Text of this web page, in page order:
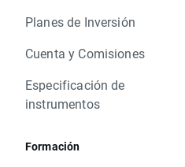
Planes de Inversión
Cuenta y Comisiones
Especificación de
instrumentos
Formación